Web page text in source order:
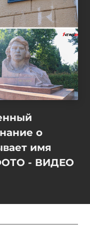
о
имя
- ВИДЕО